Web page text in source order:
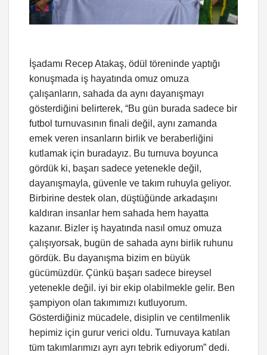
İşadamı Recep Atakaş, ödül töreninde yaptığı
konuşmada iş hayatında omuz omuza
çalışanların, sahada da aynı dayanışmayı
gösterdiğini belirterek, “Bu gün burada sadece bir
futbol turnuvasının finali değil, aynı zamanda
emek veren insanların birlik ve beraberliğini
kutlamak için buradayız. Bu turnuva boyunca
gördük ki, başarı sadece yetenekle değil,
dayanışmayla, güvenle ve takım ruhuyla geliyor.
Birbirine destek olan, düştüğünde arkadaşını
kaldıran insanlar hem sahada hem hayatta
kazanır. Bizler iş hayatında nasıl omuz omuza
çalışıyorsak, bugün de sahada aynı birlik ruhunu
gördük. Bu dayanışma bizim en büyük
gücümüzdür. Çünkü başarı sadece bireysel
yetenekle değil. iyi bir ekip olabilmekle gelir. Ben
şampiyon olan takımımızı kutluyorum.
Gösterdiğiniz mücadele, disiplin ve centilmenlik
hepimiz için gurur verici oldu. Turnuvaya katılan
tüm takımlarımızı ayrı ayrı tebrik ediyorum” dedi.